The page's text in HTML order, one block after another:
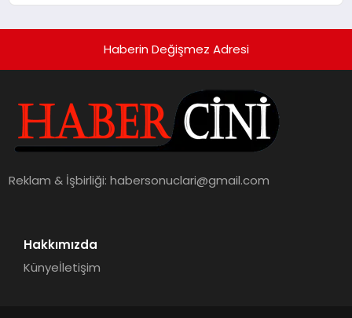
Haberin Değişmez Adresi
Reklam & İşbirliği:habersonuclari@gmail.com
Hakkımızda
Künyeİletişim